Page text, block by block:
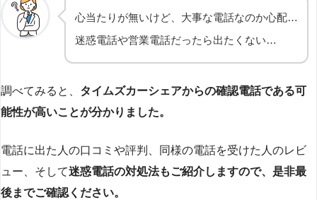
心当たりが無いけど、大事な電話なのか心配…
迷惑電話や営業電話だったら出たくない…
調べてみると、 タイムズカーシェアからの確認電話である可
能性が高いことが分かりました。
電話に出た人の口コミや評判、同様の電話を受けた人のレビ
ュー、そして迷惑電話の対処法もご紹介しますので、是非最
後までご確認ください。